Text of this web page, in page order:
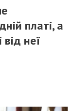
платі, а
неї